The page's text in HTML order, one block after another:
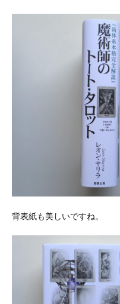
背表紙も美しいですね。